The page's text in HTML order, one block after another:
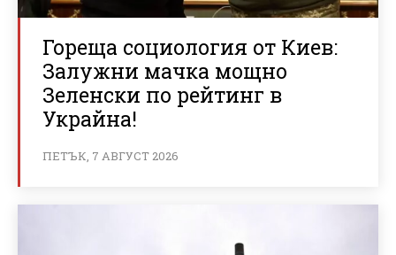
Гореща социология от Киев:
Залужни мачка мощно
Зеленски по рейтинг в
Украйна!
ПЕТЪК, 7 АВГУСТ 2026